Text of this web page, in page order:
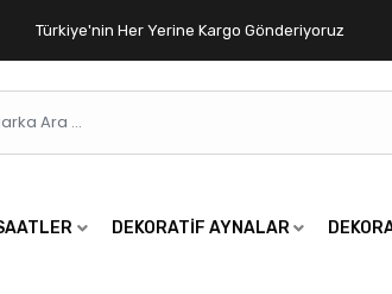
Türkiye'nin Her Yerine Kargo Gönderiyoruz
DEKORATIF AYNALAR